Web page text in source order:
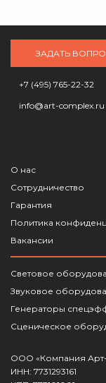
ЗАДАТЬ
+7 (495) 765-22-32
info@art-complex.ru
О нас
Сотрудничество
Гарантия
Политика
Вакансии
Световое
Звуковое
Генераторы
Сценическое
ООО «Компания
ИНН: 7731293161